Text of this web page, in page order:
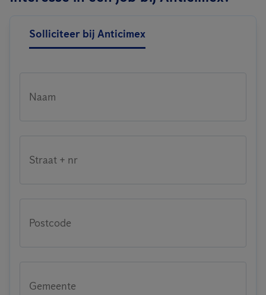
Solliciteer bij Anticimex
Naam
Straat + nr
Postcode
Gemeente